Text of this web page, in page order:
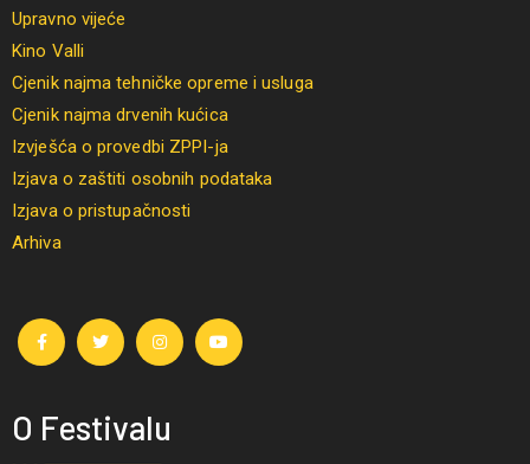
Upravno vijeće
Kino Valli
Cjenik najma tehničke opreme i usluga
Cjenik najma drvenih kućica
Izvješća o provedbi ZPPI-ja
Izjava o zaštiti osobnih podataka
Izjava o pristupačnosti
Arhiva
O Festivalu